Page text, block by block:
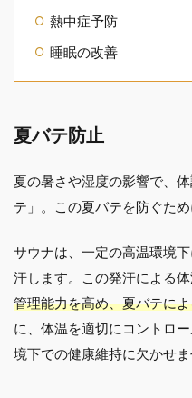
熱中症予防
睡眠の改善
夏バテ防止
夏の暑さや湿度の影響で、
テ」。この夏バテを防ぐた
サウナは、一定の高温環境
汗します。この発汗による体
管理能力を高め、夏バテに
に、体温を適切にコントロ
境下での健康維持に欠かせま